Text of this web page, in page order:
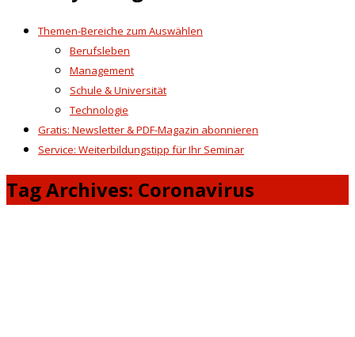
Themen-Bereiche zum Auswählen
Berufsleben
Management
Schule & Universität
Technologie
Gratis: Newsletter & PDF-Magazin abonnieren
Service: Weiterbildungstipp für Ihr Seminar
Tag Archives: Coronavirus